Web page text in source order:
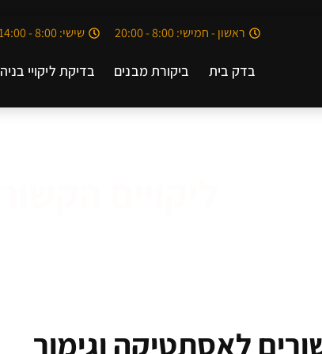
ראשון - חמישי: 8:00 - 20:00 שישי: 8:00 - 14:00
בדק בית ביקורת מבנים בדיקת ליקויי בניה
לאסתטיקה וגימור